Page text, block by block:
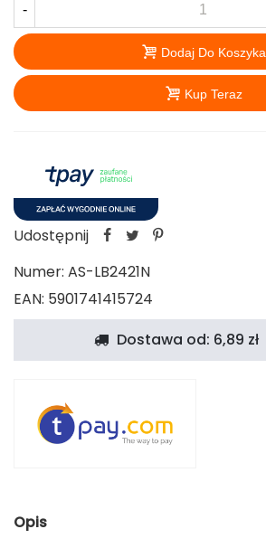
-
Dodaj Do Koszyka
Kup Teraz
Udostępnij
Numer: AS-LB2421N
EAN: 5901741415724
Dostawa od: 6,89 zł
Opis